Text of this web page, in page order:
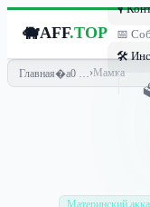
🐗AFF.TOP
🎙
📅
🛠
Главная › Мамка
Материнский